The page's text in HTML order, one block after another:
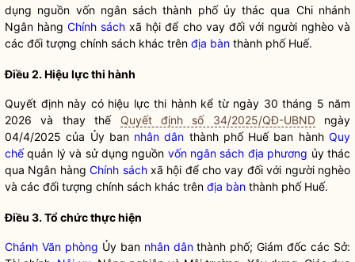
dụng nguồn vốn ngân sách thành phố ủy thác qua Chi nhánh
Ngân hàngChính sách xã hội để cho vay đối với người nghèo và
các đối tượng chính sách khác trên địa bàn thành phố Huế.
Điều 2. Hiệu lực thi hành
Quyết định này có hiệu lực thi hành kể từ ngày 30 tháng 5 năm
2026 và thay thế Quyết định số 34/2025/QĐ-UBNDngày
04/4/2025 của Ủy ban nhân dân thành phố Huế ban hànhQuy
chếquản lý và sử dụng nguồn vốn ngân sách địa phương ủy thác
qua Ngân hàngChính sáchxã hội để cho vay đối với người nghèo
và các đối tượng chính sách khác trên địa bàn thành phố Huế.
Điều 3. Tổ chức thực hiện
Chánh Văn phòng Ủy ban nhân dânthành phố; Giám đốc các Sở: